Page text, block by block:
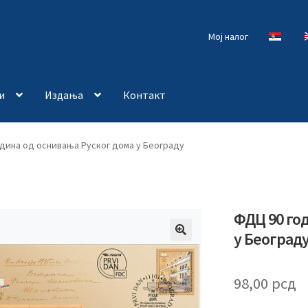
Мој налог
Издања Контакт
од оснивања Руског дома у Београду
🔍
ФДЦ 90
у
98,00 рсд